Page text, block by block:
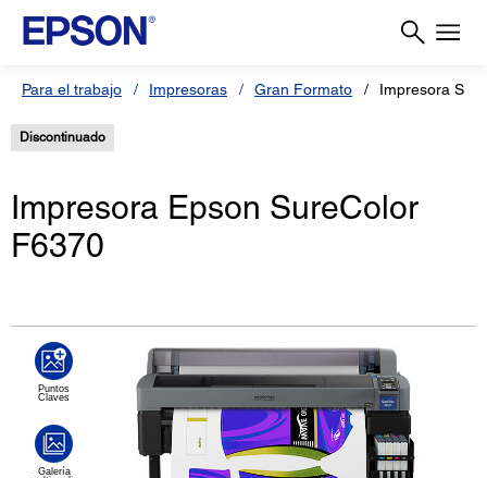
Para el trabajo Impresoras Gran Formato Impresora
Discontinuado
Impresora Epson SureColor
F6370